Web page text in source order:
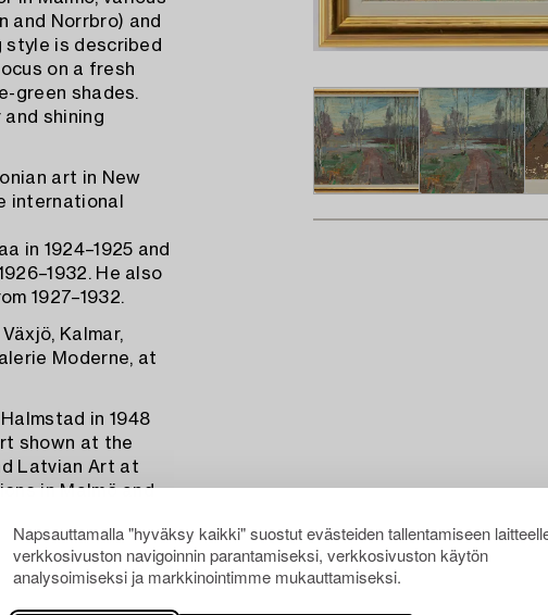
Napsauttamalla "hyväksy kaikki" suostut evästeiden tallentamiseen
verkkosivuston navigoinnin parantamiseksi, verkkosivuston käytön
analysoimiseksi ja markkinointimme mukauttamiseksi.
and Norrbro) and
style is described
on a fresh
green shades.
shining
art in New
international
in 1924–1925 and
He also
1927–1932.
Kalmar,
Moderne, at
in 1948
shown at the
Latvian Art at
in Malmö and